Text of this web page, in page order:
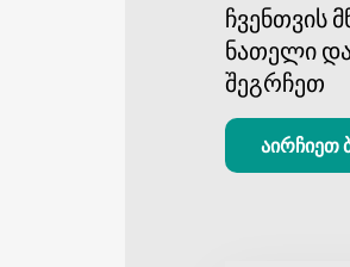
ჩვენთვის
ნათელი
შეგრჩეთ
აირჩიეთ